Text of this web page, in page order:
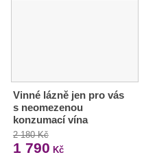
Vinné lázně jen pro vás
s neomezenou
konzumací vína
2 180 Kč
1 790 Kč